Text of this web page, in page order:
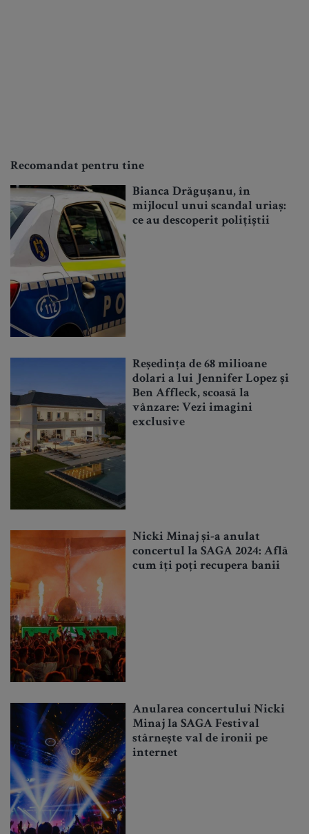
Recomandat pentru tine
Bianca Drăgușanu, în
mijlocul unui scandal uriaș:
ce au descoperit polițiștii
Reședința de 68 milioane
dolari a lui Jennifer Lopez și
Ben Affleck, scoasă la
vânzare: Vezi imagini
exclusive
Nicki Minaj și-a anulat
concertul la SAGA 2024: Află
cum îți poți recupera banii
Anularea concertului Nicki
Minaj la SAGA Festival
stârnește val de ironii pe
internet